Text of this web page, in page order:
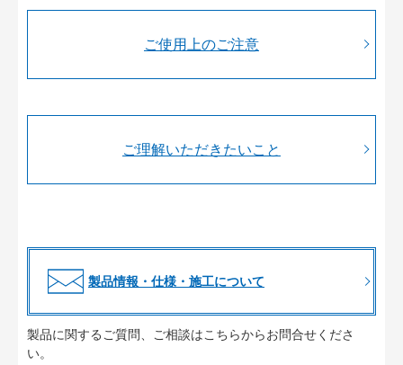
ご使用上のご注意
ご理解いただきたいこと
製品情報・仕様・施工について
製品に関するご質問、ご相談はこちらからお問合せくださ
い。